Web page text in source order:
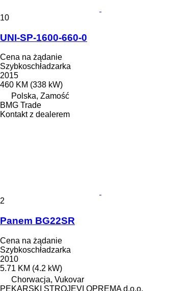
10
UNI-SP-1600-660-0
Cena na żądanie
Szybkoschładzarka
2015
460 KM (338 kW)
Polska, Zamość
BMG Trade
Kontakt z dealerem
2
Panem BG22SR
Cena na żądanie
Szybkoschładzarka
2010
5.71 KM (4.2 kW)
Chorwacja, Vukovar
PEKARSKI STROJEVI OPREMA d.o.o.